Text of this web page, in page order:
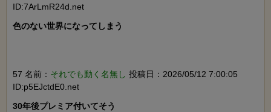
ID:7ArLmR24d.net
色のない世界になってしまう
57 名前： それでも動く名無し 投稿日：2026/05/12 7:00:05
ID:p5EJctdE0.net
30年後プレミア付いてそう